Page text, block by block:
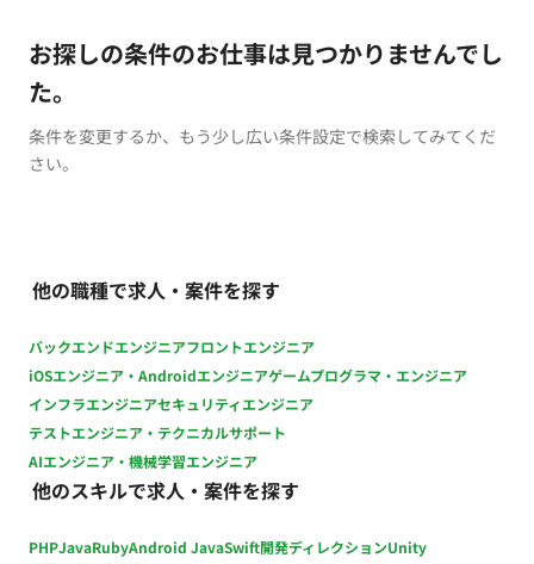
お探しの条件のお仕事は見つかりませんでし
た。
条件を変更するか、もう少し広い条件設定で検索してみてくだ
さい。
他の職種で求人・案件を探す
バックエンドエンジニアフロントエンジニア
iOSエンジニア・Androidエンジニアゲームプログラマ・エンジニア
インフラエンジニアセキュリティエンジニア
テストエンジニア・テクニカルサポート
AIエンジニア・機械学習エンジニア
他のスキルで求人・案件を探す
PHPJavaRubyAndroid JavaSwift開発ディレクションUnity